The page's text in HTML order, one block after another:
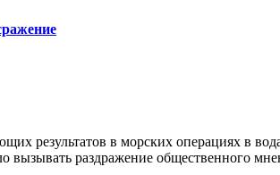
результатов в морских операциях в
вызывать раздражение общественного